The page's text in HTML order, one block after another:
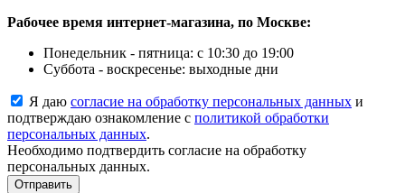
Рабочее время интернет-магазина, по Москве:
Понедельник - пятница: с 10:30 до 19:00
Суббота - воскресенье: выходные дни
Я даю согласие на обработку персональных данных и
подтверждаю ознакомление с политикой обработки
персональных данных.
Необходимо подтвердить согласие на обработку
персональных данных.
Отправить